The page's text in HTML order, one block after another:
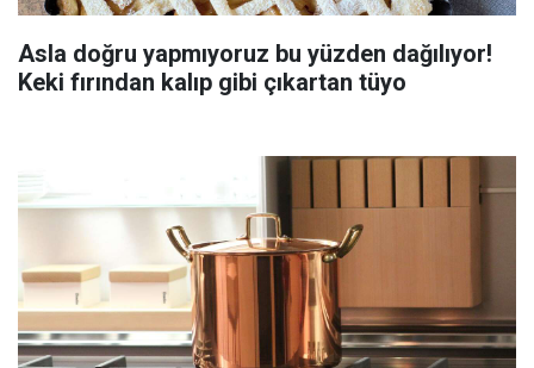
Asla doğru yapmıyoruz bu yüzden dağılıyor!
Keki fırından kalıp gibi çıkartan tüyo